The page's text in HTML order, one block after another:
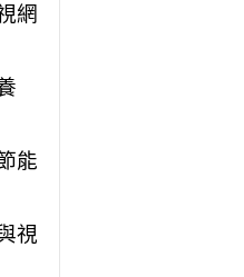
網
能
視